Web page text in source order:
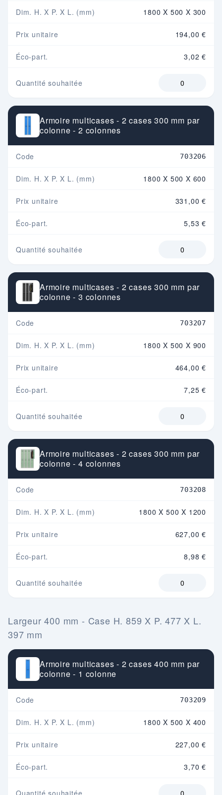
Dim. H. X P. X L. (mm) 1800 X 500 X 300
Prix unitaire 194,00 €
Éco-part. 3,02 €
Quantité souhaitée
Armoire multicases - 2 cases 300 mm par
colonne - 2 colonnes
Code 703206
Dim. H. X P. X L. (mm) 1800 X 500 X 600
Prix unitaire 331,00 €
Éco-part. 5,53 €
Quantité souhaitée
Armoire multicases - 2 cases 300 mm par
colonne - 3 colonnes
Code 703207
Dim. H. X P. X L. (mm) 1800 X 500 X 900
Prix unitaire 464,00 €
Éco-part. 7,25 €
Quantité souhaitée
Armoire multicases - 2 cases 300 mm par
colonne - 4 colonnes
Code 703208
Dim. H. X P. X L. (mm) 1800 X 500 X 1200
Prix unitaire 627,00 €
Éco-part. 8,98 €
Quantité souhaitée
Largeur 400 mm - Case H. 859 X P. 477 X L.
397 mm
Armoire multicases - 2 cases 400 mm par
colonne - 1 colonne
Code 703209
Dim. H. X P. X L. (mm) 1800 X 500 X 400
Prix unitaire 227,00 €
Éco-part. 3,70 €